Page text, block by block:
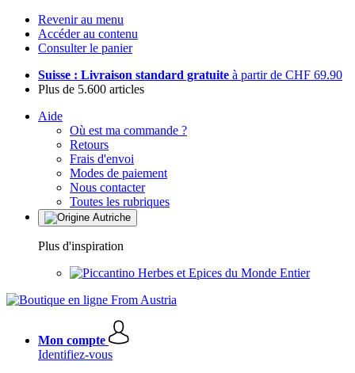
Revenir au menu
Accéder au contenu
Consulter le panier
Suisse : Livraison standard gratuite à partir de CHF 69.90
Plus de 5.600 articles
Aide
Où est ma commande ?
Retours
Frais d'envoi
Modes de paiement
Nous contacter
Toutes les rubriques
Plus d'inspiration
Herbes et Epices du Monde Entier
Mon compte
Identifiez-vous